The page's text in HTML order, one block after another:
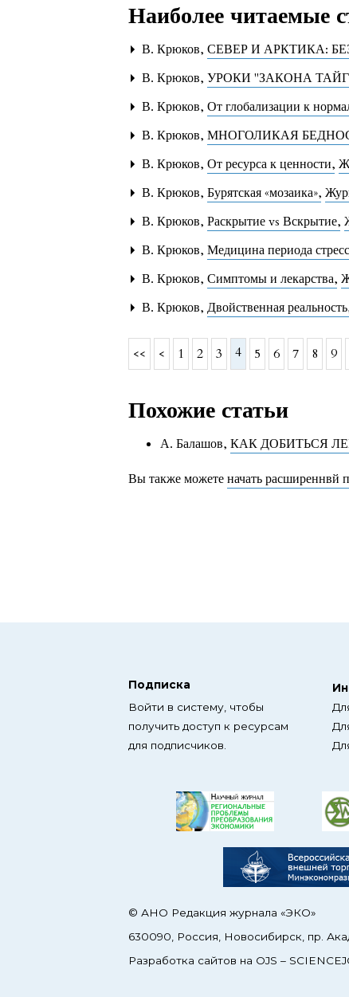
Наиболее читаемые
В. Крюков,СЕВЕР И АРКТИКА:
В. Крюков,УРОКИ "ЗАКОНА
В. Крюков,От глобализации к
В. Крюков,МНОГОЛИКАЯ
В. Крюков,От ресурса к ценности,
В. Крюков,Бурятская «мозаика»,
В. Крюков,Раскрытие vs Вскрытие,
В. Крюков,Медицина периода
В. Крюков,Симптомы и лекарства,
В. Крюков,Двойственная
<< < 1 2 3 4 5 6 7 8 9
Похожие статьи
А. Балашов,КАК ДОБИТЬСЯ
Вы также можетеначать расширеннвй
Подписка
Войти в систему, чтобы
получить доступ к ресурсам
для подписчиков.
© АНО Редакция журнала «ЭКО»
630090, Россия, Новосибирск, пр.
Разработка сайтов на OJS –